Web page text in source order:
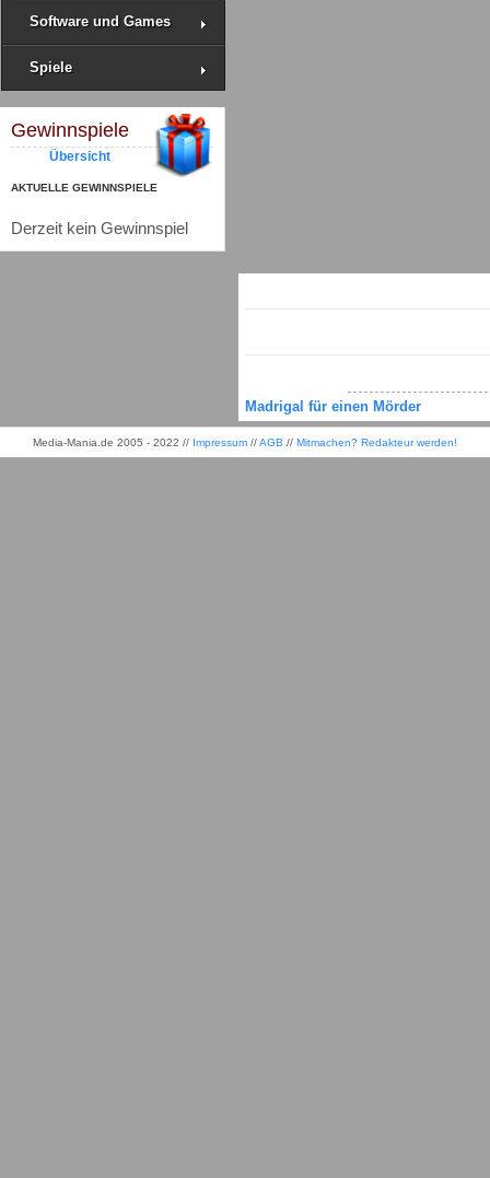
Software und Games
Spiele
Gewinnspiele
Übersicht
AKTUELLE GEWINNSPIELE
Derzeit kein Gewinnspiel
Madrigal für einen Mörder
Media-Mania.de 2005 - 2022 // Impressum //AGB // Mitmachen? Redakteur werden!